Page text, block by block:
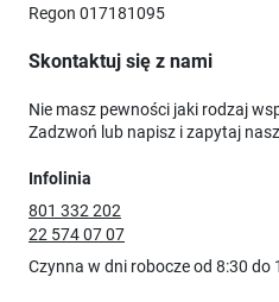
Regon 017181095
Skontaktuj się z nami
Nie masz pewności jaki rodzaj
Zadzwoń lub napisz i zapytaj
Infolinia
801 332 202
22 574 07 07
Czynna w dni robocze od 8:30 do